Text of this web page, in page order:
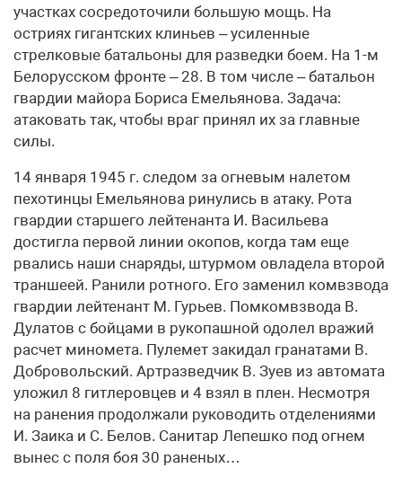
участках сосредоточили большую мощь. На
остриях гигантских клиньев – усиленные
стрелковые батальоны для разведки боем. На 1-м
Белорусском фронте – 28. В том числе – батальон
гвардии майора Бориса Емельянова. Задача:
атаковать так, чтобы враг принял их за главные
силы.
14 января 1945 г. следом за огневым налетом
пехотинцы Емельянова ринулись в атаку. Рота
гвардии старшего лейтенанта И. Васильева
достигла первой линии окопов, когда там еще
рвались наши снаряды, штурмом овладела второй
траншеей. Ранили ротного. Его заменил комвзвода
гвардии лейтенант М. Гурьев. Помкомвзвода В.
Дулатов с бойцами в рукопашной одолел вражий
расчет миномета. Пулемет закидал гранатами В.
Добровольский. Артразведчик В. Зуев из автомата
уложил 8 гитлеровцев и 4 взял в плен. Несмотря
на ранения продолжали руководить отделениями
И. Заика и С. Белов. Санитар Лепешко под огнем
вынес с поля боя 30 раненых…